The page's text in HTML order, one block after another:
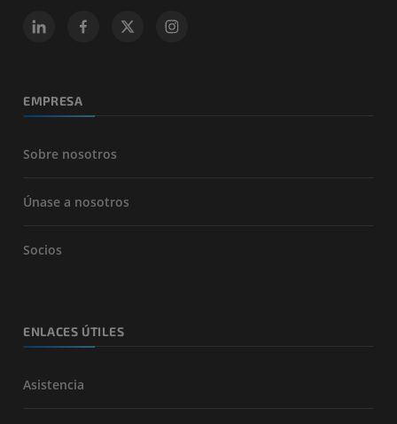
EMPRESA
Sobre nosotros
Únase a nosotros
Socios
ENLACES ÚTILES
Asistencia